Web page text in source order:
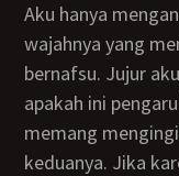
Aku hanya mengangguk dan sesaat memandani
wajahnya yang
bernafsu. Jujur
apakah ini
memang
keduanya. Jika